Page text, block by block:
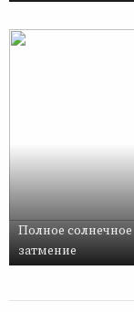
Полное солнечное
затмение